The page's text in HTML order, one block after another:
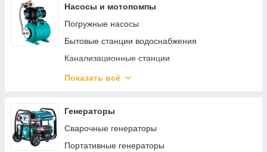
Пневмошлифмашины
Пневмокраскопульты
Пневмопистолеты
Наборы пневмоинструмента
Пневмодрели
Пневматические заклепочники
Пневмошуруповерты
Хоппер ковши
Насосы и мотопомпы
Погружные насосы
Бытовые станции водоснабжения
Канализационные станции
Мотопомпы
Общепромышленные насосы
Бытовые поверхностные насосы
Автоматика для насосов
Показать всё
Генераторы
Сварочные генераторы
Портативные генераторы